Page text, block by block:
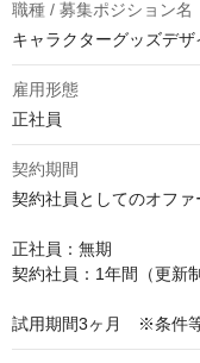
職種 / 募集ポジション名
キャラクターグッズデザ
雇用形態
正社員
契約期間
契約社員としてのオファ
正社員：無期
契約社員：1年間（更新
試用期間3ヶ月　※条件